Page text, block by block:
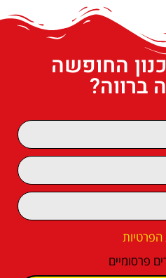
החופשה
ברווה?
הפרטיות
פרסומיים